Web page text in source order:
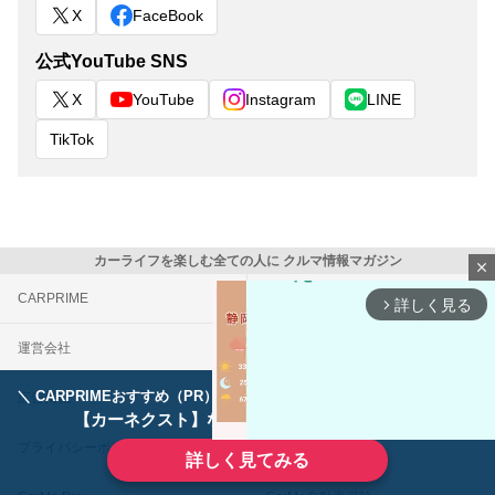
＼ CARPRIMEおすすめ（PR） ／ディーラーで手放すのはもったいない！
【カーネクスト】ならどんなクルマも高価買取
詳しく見てみる
X FaceBook
公式YouTube SNS
X YouTube Instagram LINE
TikTok
カーライフを楽しむ全ての人に クルマ情報マガジン
CARPRIME
運営会社
広告掲載
プライバシーポリシー
close
arrow_forward_ios 詳しく見る